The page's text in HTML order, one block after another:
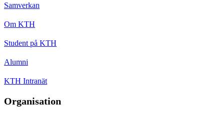
Samverkan
Om KTH
Student på KTH
Alumni
KTH Intranät
Organisation